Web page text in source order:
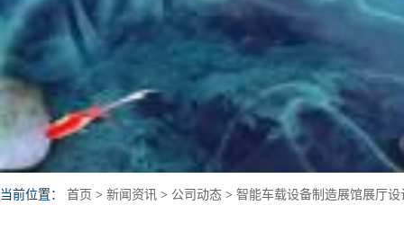
当前位置： 首页 > 新闻资讯 > 公司动态 > 智能车载设备制造展馆展厅设